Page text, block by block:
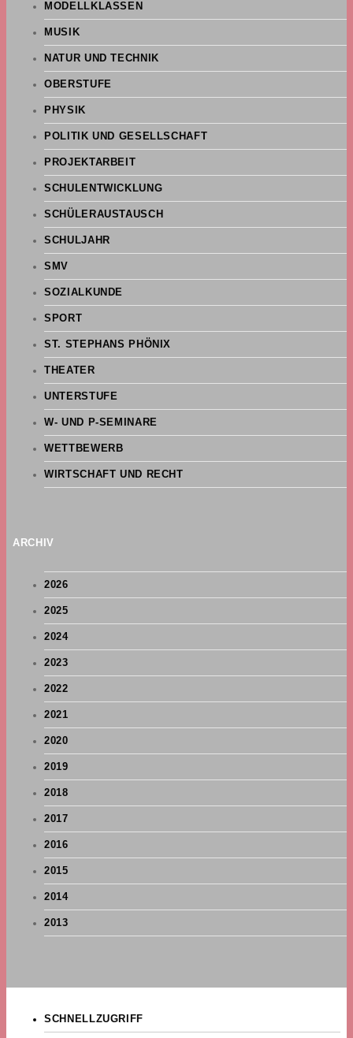
MODELLKLASSEN
MUSIK
NATUR UND TECHNIK
OBERSTUFE
PHYSIK
POLITIK UND GESELLSCHAFT
PROJEKTARBEIT
SCHULENTWICKLUNG
SCHÜLERAUSTAUSCH
SCHULJAHR
SMV
SOZIALKUNDE
SPORT
ST. STEPHANS PHÖNIX
THEATER
UNTERSTUFE
W- UND P-SEMINARE
WETTBEWERB
WIRTSCHAFT UND RECHT
ARCHIV
2026
2025
2024
2023
2022
2021
2020
2019
2018
2017
2016
2015
2014
2013
SCHNELLZUGRIFF